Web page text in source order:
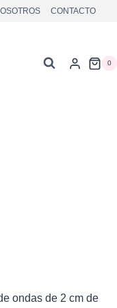
CONTACTO
0
ondas de 2 cm de